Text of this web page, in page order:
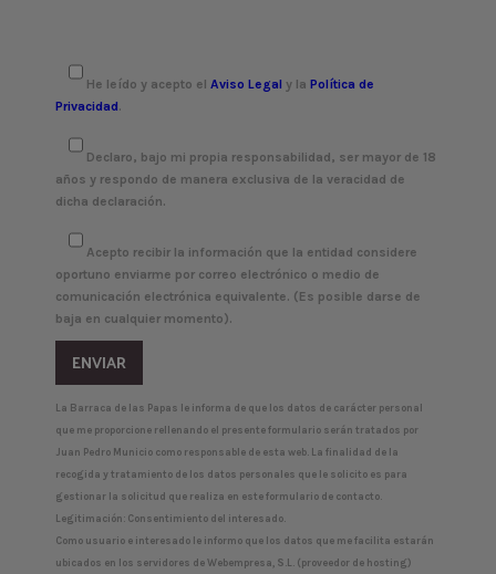
He leído y acepto el Aviso Legal y la Política de
Privacidad.
Declaro, bajo mi propia responsabilidad, ser mayor de 18
años y respondo de manera exclusiva de la veracidad de
dicha declaración.
Acepto recibir la información que la entidad considere
oportuno enviarme por correo electrónico o medio de
comunicación electrónica equivalente. (Es posible darse de
baja en cualquier momento).
La Barraca de las Papas le informa de que los datos de carácter personal
que me proporcione rellenando el presente formulario serán tratados por
Juan Pedro Municio como responsable de esta web. La finalidad de la
recogida y tratamiento de los datos personales que le solicito es para
gestionar la solicitud que realiza en este formulario de contacto.
Legitimación: Consentimiento del interesado.
Como usuario e interesado le informo que los datos que me facilita estarán
ubicados en los servidores de Webempresa, S.L. (proveedor de hosting)